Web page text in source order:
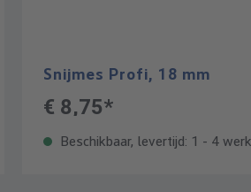
Snijmes Profi, 18 mm
€ 8,75*
Beschikbaar, levertijd: 1 - 4